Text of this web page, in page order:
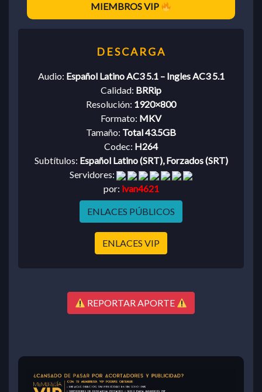
MIEMBROS VIP
Audio: Español Latino AC3 5.1 – Ingles AC3 5.1
Calidad: BRRip
Resolución: 1920×800
Formato: MKV
Tamaño: Total 43.5GB
Codec: H264
Subtítulos: Español Latino (SRT), Forzados (SRT)
Servidores:
por: ivan4621
ENLACES PÚBLICOS
ENLACES VIP
REPORTAR APORTE